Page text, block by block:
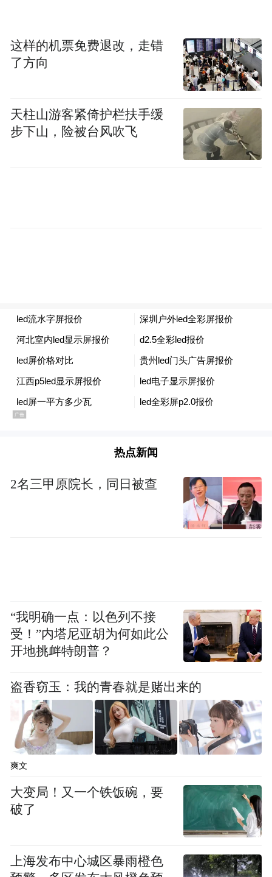
这样的机票免费退改，走错
了方向
天柱山游客紧倚护栏扶手缓
步下山，险被台风吹飞
热点新闻
2名三甲原院长，同日被查
“我明确一点：以色列不接
受！”内塔尼亚胡为何如此公
开地挑衅特朗普？
盗香窃玉：我的青春就是赌出来的
爽文
大变局！又一个铁饭碗，要
破了
上海发布中心城区暴雨橙色